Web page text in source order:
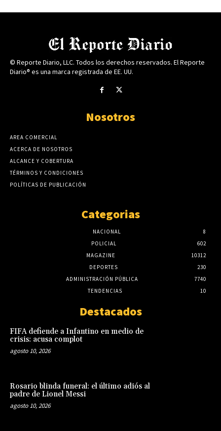
© Reporte Diario, LLC. Todos los derechos reservados. El Reporte
Diario® es una marca registrada de EE. UU.
Nosotros
AREA COMERCIAL
ACERCA DE NOSOTROS
ALCANCE Y COBERTURA
TÉRMINOS Y CONDICIONES
POLÍTICAS DE PUBLICACIÓN
Categorias
NACIONAL
8
POLICIAL
602
MAGAZINE
10312
DEPORTES
230
ADMINISTRACIÓN PÚBLICA
7740
TENDENCIAS
10
Destacados
FIFA defiende a Infantino en medio de
crisis: acusa complot
agosto 10, 2026
Rosario blinda funeral: el último adiós al
padre de Lionel Messi
agosto 10, 2026